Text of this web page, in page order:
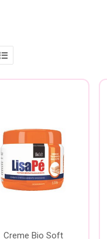
Creme Bio Soft